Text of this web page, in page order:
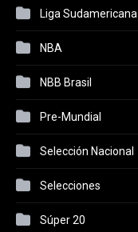
Liga Sudamericana
NBA
NBB Brasil
Pre-Mundial
Selección Nacional
Selecciones
Súper 20